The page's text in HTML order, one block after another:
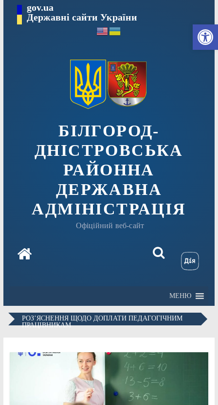
вмісту
gov.ua
Державні сайти України
БІЛГОРОД-
ДНІСТРОВСЬКА
РАЙОННА
ДЕРЖАВНА
АДМІНІСТРАЦІЯ
Офіційний веб-сайт
МЕНЮ
РОЗ’ЯСНЕННЯ ЩОДО ДОПЛАТИ ПЕДАГОГІЧНИМ
ПРАЦІВНИКАМ